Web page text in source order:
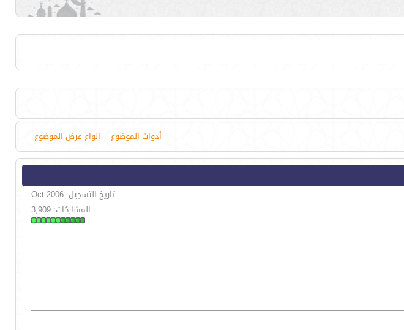
أدوات الموضوع انواع عرض الموضوع
تاريخ التسجيل: Oct 2006
المشاركات: 3,909